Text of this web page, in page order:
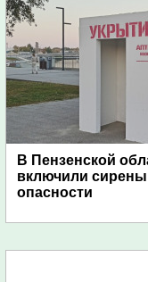
В Пензенской
включили сирены
опасности